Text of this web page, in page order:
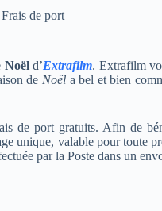
Frais de port
Noëld’Extrafilm. Extrafilm
de Noëla bel et bien
de port gratuits. Afin de
unique, valable pour toute
par la Poste dans un